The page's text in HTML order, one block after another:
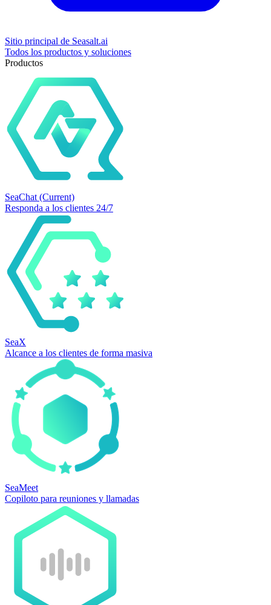
Sitio principal de Seasalt.ai
Todos los productos y soluciones
Productos
SeaChat (Current)
Responda a los clientes 24/7
SeaX
Alcance a los clientes de forma masiva
SeaMeet
Copiloto para reuniones y llamadas